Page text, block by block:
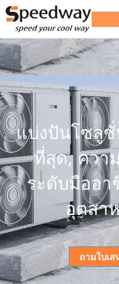
แบ่งปันโซลู
ที่สุด, ควา
ระดับมืออ
อุตสา
ถามใบเ